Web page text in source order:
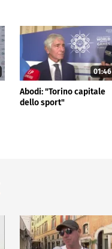
01:46
Abodi: "Torino capitale
dello sport"